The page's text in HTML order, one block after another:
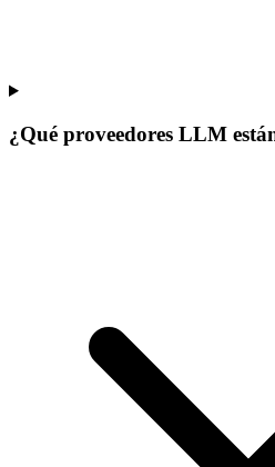
¿Qué proveedores LLM